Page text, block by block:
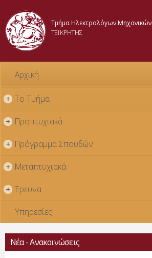
κυρίως
Τμήμα Ηλεκτρολόγων Μηχανικών
ΤΕΙ ΚΡΗΤΗΣ
Αρχική
+ Το Τμήμα
+ Προπτυχιακά
+ Πρόγραμμα Σπουδών
+ Μεταπτυχιακά
+ Έρευνα
Υπηρεσίες
Νέα - Ανακοινώσεις